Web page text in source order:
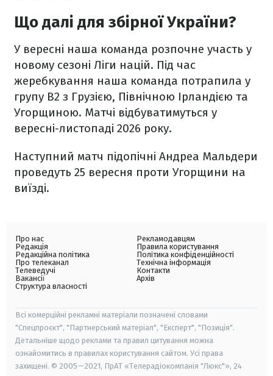
Що далі для збірної України?
У вересні наша команда розпочне участь у
новому сезоні Ліги націй. Під час
жеребкування наша команда потрапила у
групу B2 з Грузією, Північною Ірландією та
Угорщиною. Матчі відбуватимуться у
вересні-листопаді 2026 року.
Наступний матч підопічні Андреа Мальдери
проведуть 25 вересня проти Угорщини на
виїзді.
Про нас
Редакція
Редакційна політика
Про телеканал
Телеведучі
Вакансії
Структура власності
Рекламодавцям
Правила користування
Політика конфіденційності
Технічна інформація
Контакти
Архів
Всі комерційні рекламні матеріали позначені словами
"Спецпроєкт", "Партнерський матеріал", "Експерт", "Позиція".
Детальніше щодо реклами та правил цитування можна
ознайомитись в правилах користування сайтом. Усі права
захищені. © 2005—2021, ПрАТ «Телерадіокомпанія "Люкс"», 24